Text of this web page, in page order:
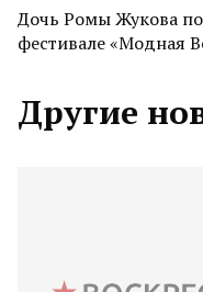
Дочь Ромы Жукова
фестивале «Модная
Другие